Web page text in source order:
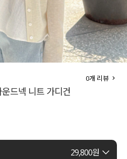
원피스
팬츠
스커트
언더웨어
드넥 니트 가디건
0개 리뷰
29,800원